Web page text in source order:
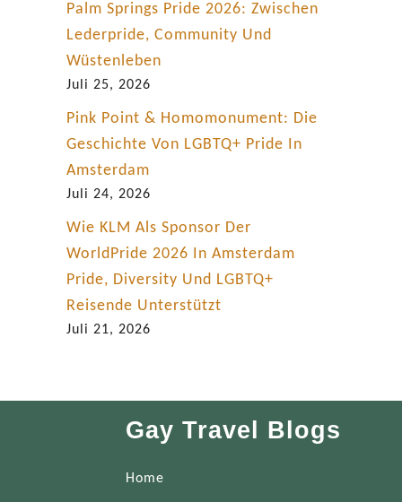
Palm Springs Pride 2026: Zwischen
Lederpride, Community Und
Wüstenleben
Juli 25, 2026
Pink Point & Homomonument: Die
Geschichte Von LGBTQ+ Pride In
Amsterdam
Juli 24, 2026
Wie KLM Als Sponsor Der
WorldPride 2026 In Amsterdam
Pride, Diversity Und LGBTQ+
Reisende Unterstützt
Juli 21, 2026
Gay Travel Blogs
Home